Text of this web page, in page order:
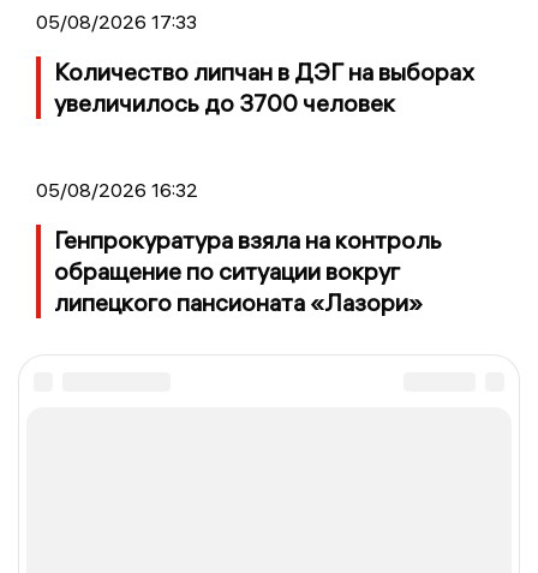
05/08/2026 17:33
Количество липчан в ДЭГ на выборах
увеличилось до 3700 человек
05/08/2026 16:32
Генпрокуратура взяла на контроль
обращение по ситуации вокруг
липецкого пансионата «Лазори»